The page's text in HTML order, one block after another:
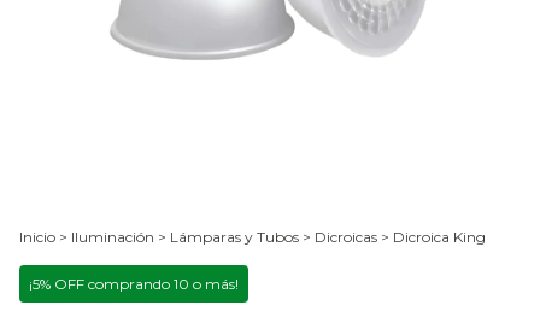
Inicio > Iluminación > Lámparas y Tubos > Dicroicas > Dicroica King
¡5% OFF comprando 10 o más!